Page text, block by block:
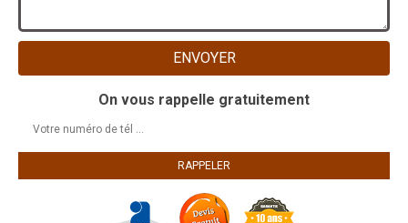
On vous rappelle gratuitement